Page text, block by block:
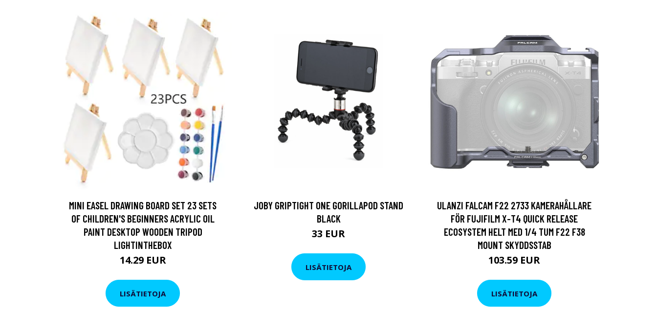
MINI EASEL DRAWING BOARD SET 23 SETS
OF CHILDREN'S BEGINNERS ACRYLIC OIL
PAINT DESKTOP WOODEN TRIPOD
LIGHTINTHEBOX
14.29 EUR
LISÄTIETOJA
JOBY GRIPTIGHT ONE GORILLAPOD STAND
BLACK
33 EUR
LISÄTIETOJA
ULANZI FALCAM F22 2733 KAMERAHÅLLARE
FÖR FUJIFILM X-T4 QUICK RELEASE
ECOSYSTEM HELT MED 1/4 TUM F22 F38
MOUNT SKYDDSSTAB
103.59 EUR
LISÄTIETOJA